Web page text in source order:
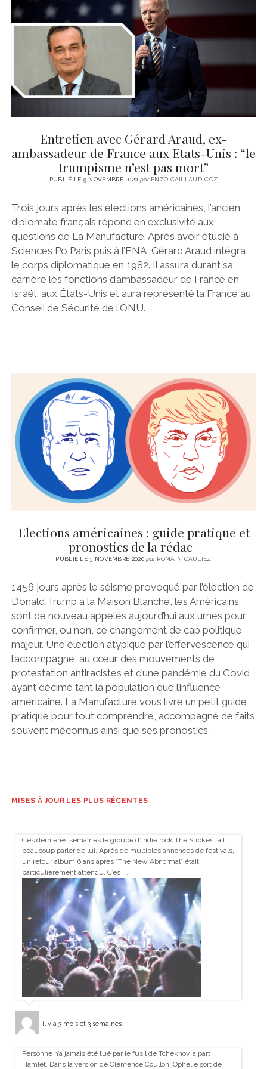
CINÉMA
LITTÉRATURE
ÉCONOMIE
SPORT
MÉDIAS
SANTÉ
instagram
emailemail-
form
Entretien avec Gérard Araud, ex-
ambassadeur de France aux Etats-Unis : “le
trumpisme n’est pas mort”
PUBLIÉ LE 9 NOVEMBRE 2020 parENZO CAILLAUD-COZ
Trois jours après les élections américaines, l’ancien
diplomate français répond en exclusivité aux
questions de La Manufacture. Après avoir étudié à
Sciences Po Paris puis à l’ENA, Gérard Araud intégra
le corps diplomatique en 1982. Il assura durant sa
carrière les fonctions d’ambassadeur de France en
Israël, aux États-Unis et aura représenté la France au
Conseil de Sécurité de l’ONU.
Elections américaines : guide pratique et
pronostics de la rédac
PUBLIÉ LE 3 NOVEMBRE 2020parROMAIN CAULIEZ
1456 jours après le séisme provoqué par l’élection de
Donald Trump à la Maison Blanche, les Américains
sont de nouveau appelés aujourd’hui aux urnes pour
confirmer, ou non, ce changement de cap politique
majeur. Une élection atypique par l’effervescence qui
l’accompagne, au cœur des mouvements de
protestation antiracistes et d’une pandémie du Covid
ayant décimé tant la population que l’influence
américaine. La Manufacture vous livre un petit guide
pratique pour tout comprendre, accompagné de faits
souvent méconnus ainsi que ses pronostics.
MISES À JOUR LES PLUS RÉCENTES
Ces dernières semaines le groupe d’indie rock The Strokes fait
beaucoup parler de lui. Après de multiples annonces de festivals,
un retour album 6 ans après “The New Abnormal” était
particulièrement attendu. C’es […]
il y a 3 mois et 3 semaines
Personne n’a jamais été tué par le fusil de Tchekhov, à part
Hamlet. Dans la version de Clémence Coullon, Ophélie sort de